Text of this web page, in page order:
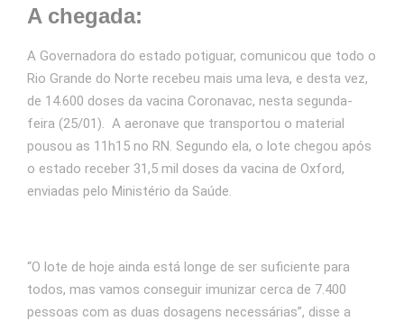
A chegada:
A Governadora do estado potiguar, comunicou que todo o
Rio Grande do Norte recebeu mais uma leva, e desta vez,
de 14.600 doses da vacina Coronavac, nesta segunda-
feira (25/01). A aeronave que transportou o material
pousou as 11h15 no RN. Segundo ela, o lote chegou após
o estado receber 31,5 mil doses da vacina de Oxford,
enviadas pelo Ministério da Saúde.
“O lote de hoje ainda está longe de ser suficiente para
todos, mas vamos conseguir imunizar cerca de 7.400
pessoas com as duas dosagens necessárias”, disse a